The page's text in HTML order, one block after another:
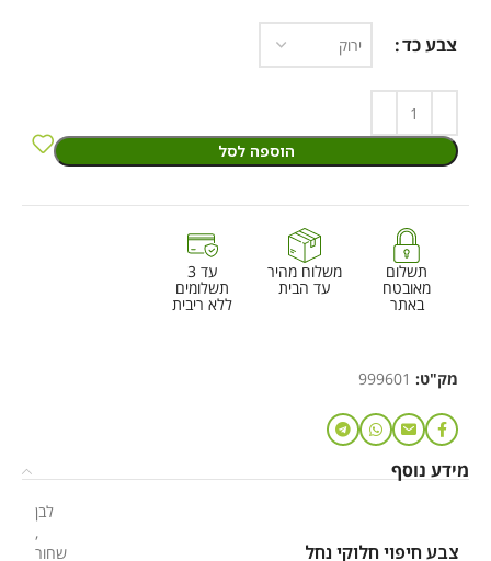
צבע כד
הוספה לסל
תשלום
מאובטח
באתר
משלוח מהיר
עד הבית
עד 3
תשלומים
ללא ריבית
מק"ט: 999601
מידע נוסף
צבע חיפוי חלוקי נחל
לבן
,
שחור